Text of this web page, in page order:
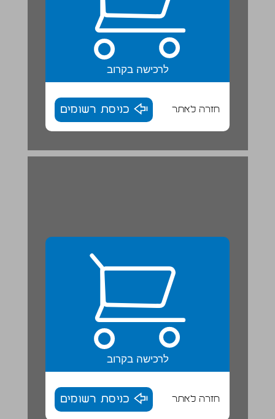
לרכישה בקרוב
חזרה לאתר כניסת רשומים
לרכישה בקרוב
חזרה לאתר כניסת רשומים